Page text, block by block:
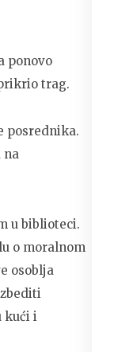
ponovo
trag.
posrednika.
na
u biblioteci.
o moralnom
osoblja
kući i